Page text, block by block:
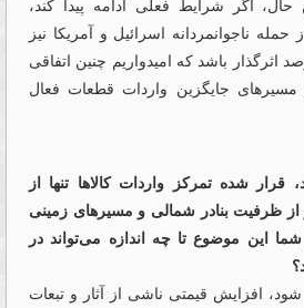
اگر شرایط فعلی ادامه پیدا کند،
ناجوانمردانه اسرائیل و آمریکا نیز
اثرگذار باشد که امیدواریم چنین اتفاقی
جایگزین واردات قطعات فعال
شده تمرکز واردات کالاها تنها از
از ظرفیت بنادر شمالی و مسیرهای زمینی
این موضوع تا چه اندازه می‌تواند در
افزایش قیمتی ناشی از آثار و تبعات